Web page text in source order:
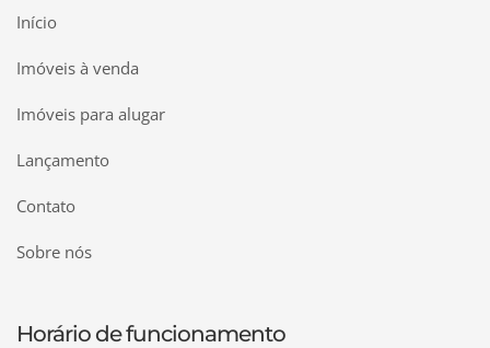
Início
Imóveis à venda
Imóveis para alugar
Lançamento
Contato
Sobre nós
Horário de funcionamento